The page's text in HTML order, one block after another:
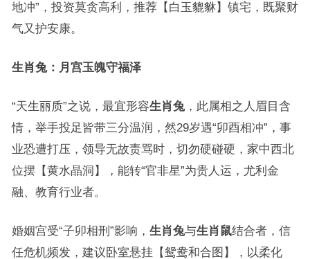
地冲”，投资莫贪高利，推荐【白玉貔貅】镇宅，既聚财
气又护安康。
生肖兔：月宫玉魄守福泽
“天生丽质”之说，最宜形容生肖兔，此属相之人眉目含
情，举手投足皆带三分温润，然29岁遇“卯酉相冲”，事
业恐遭打压，领导无故责骂时，切勿硬碰硬，家中西北
位摆【黄水晶洞】，能转“官非星”为贵人运，尤利金
融、教育行业者。
婚姻宫受“子卯相刑”影响， 生肖兔与生肖鼠结合者，信
任危机频发，建议卧室悬挂【鸳鸯和合图】，以柔化